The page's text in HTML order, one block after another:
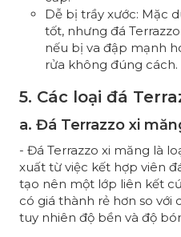
Dễ bị trầy xước: Mặc
tốt, nhưng đá
nếu bị va đập mạnh
rửa không đúng cách.
5. Các loại đá
a. Đá Terrazzo xi
- Đá Terrazzo xi măng là
xuất từ việc kết hợp viên
tạo nên một lớp liên kết
có giá thành rẻ hơn so với
tuy nhiên độ bền và độ